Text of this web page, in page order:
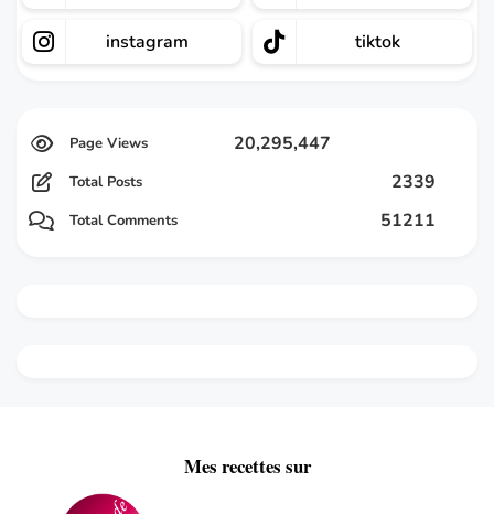
instagram tiktok
20,295,447
Total Posts 2339
Total Comments 51211
Mes recettes sur